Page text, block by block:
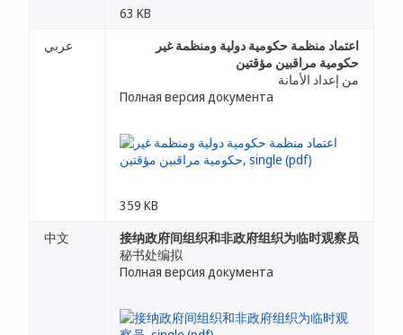
63 KB
عربي
اعتماد منظمة حكومية دولية ومنظمة غير
حكومية مراقبين مؤقتين
من إعداد الأمانة
Полная версия документа
359 KB
中文
接纳政府间组织和非政府组织为临时观察员
秘书处编拟
Полная версия документа